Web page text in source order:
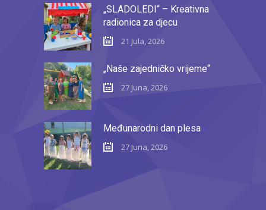
„SLADOLEDI“ – Kreativna
radionica za djecu
21 Jula, 2026
„Naše zajedničko vrijeme“
27 Juna, 2026
Međunarodni dan plesa
27 Juna, 2026